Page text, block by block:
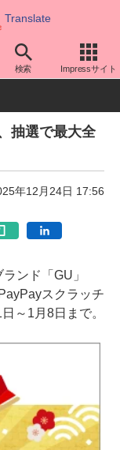
Translate
検索 Impressサイト
融
抽選で最大全
年12月24日 17:56
ンド「GU」
スクラッチ
～1月8日まで。